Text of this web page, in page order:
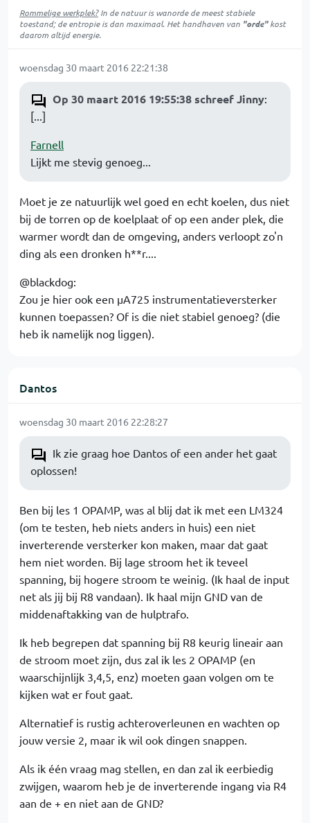
Rommelige werkplek?In de natuur iswanordede meest stabiele
toestand; de entropie is dan maximaal. Het handhaven van "orde"kost
daarom altijd energie.
woensdag 30 maart 2016 22:21:38
Op 30 maart 2016 19:55:38 schreef Jinny:
[...]
Farnell
Lijkt me stevig genoeg...
Moet je ze natuurlijk wel goed en echt koelen, dus niet
bij de torren op de koelplaat of op een ander plek, die
warmer wordt dan de omgeving, anders verloopt zo'n
ding als een dronken h**r....
@blackdog:
Zou je hier ook een µA725 instrumentatieversterker
kunnen toepassen? Of is die niet stabiel genoeg? (die
heb ik namelijk nog liggen).
Dantos
woensdag 30 maart 2016 22:28:27
Ik zie graag hoe Dantos of een ander het gaat
oplossen!
Ben bij les 1 OPAMP, was al blij dat ik met een LM324
(om te testen, heb niets anders in huis) een niet
inverterende versterker kon maken, maar dat gaat
hem niet worden. Bij lage stroom het ik teveel
spanning, bij hogere stroom te weinig. (Ik haal de input
net als jij bij R8 vandaan). Ik haal mijn GND van de
middenaftakking van de hulptrafo.
Ik heb begrepen dat spanning bij R8 keurig lineair aan
de stroom moet zijn, dus zal ik les 2 OPAMP (en
waarschijnlijk 3,4,5, enz) moeten gaan volgen om te
kijken wat er fout gaat.
Alternatief is rustig achteroverleunen en wachten op
jouw versie 2, maar ik wil ook dingen snappen.
Als ik één vraag mag stellen, en dan zal ik eerbiedig
zwijgen, waarom heb je de inverterende ingang via R4
aan de + en niet aan de GND?